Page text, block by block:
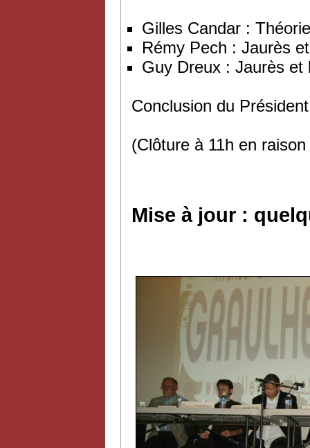
Gilles Candar :
Rémy Pech : Jaurès
Guy Dreux : Jaurès et
Conclusion du
(Clôture à 11h en
Mise à jour :